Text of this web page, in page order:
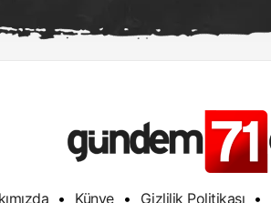
• Künye • Gizlilik Politikası •